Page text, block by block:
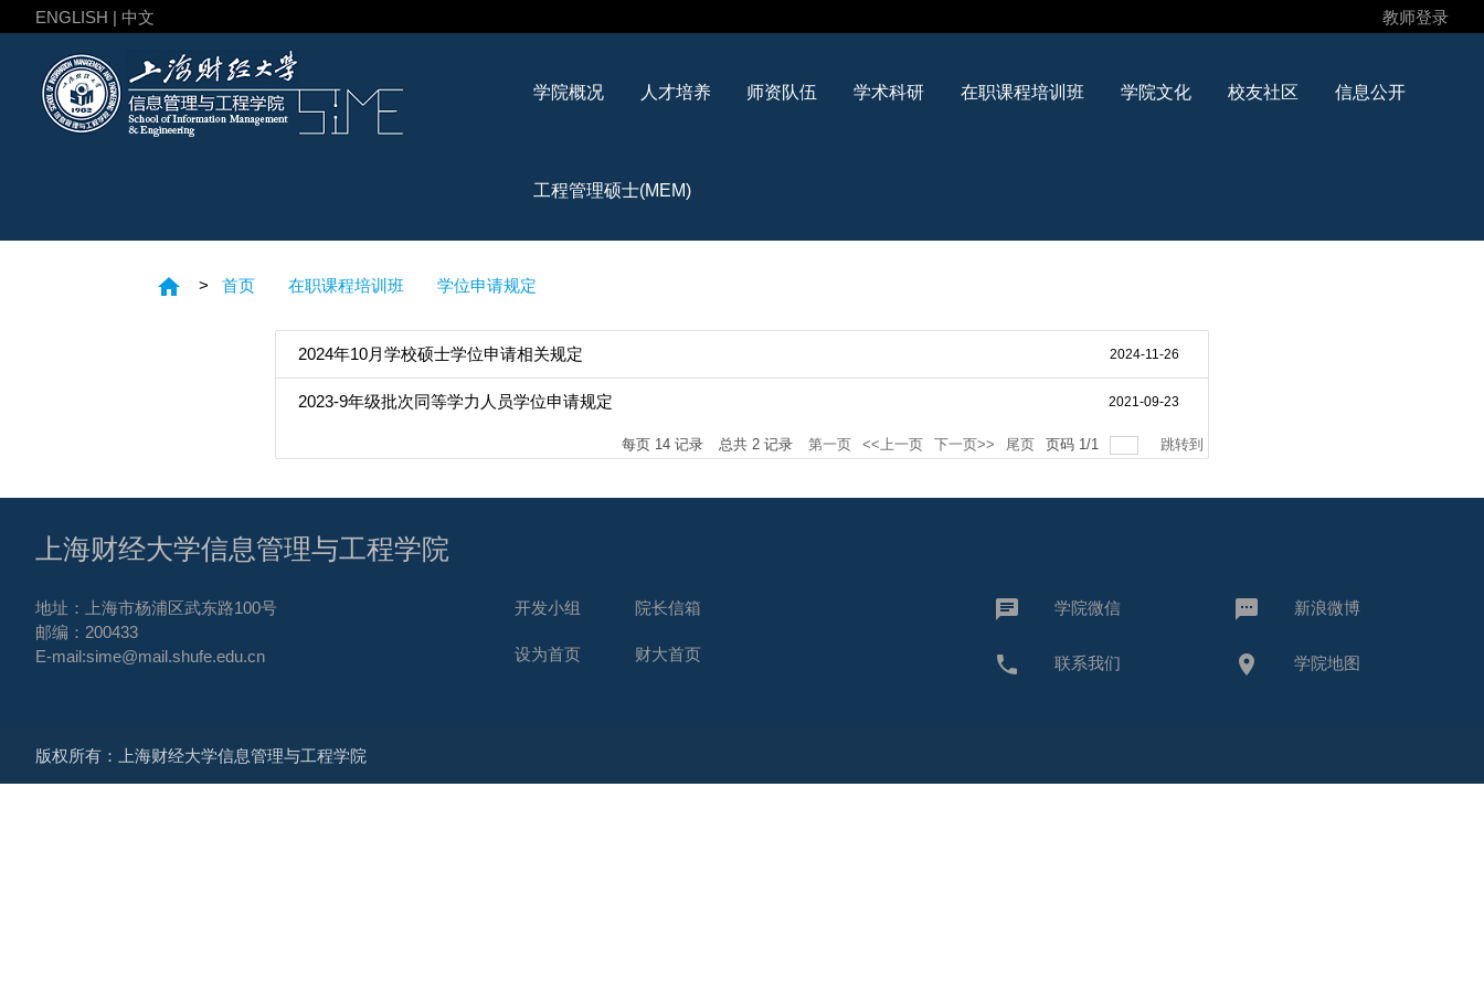
ENGLISH | 中文 教师登录
学院概况 人才培养 师资队伍 学术科研 在职课程培训班 学院文化 校友社区 信息公开
工程管理硕士(MEM)
home > 首页 在职课程培训班 学位申请规定
2024年10月学校硕士学位申请相关规定
2023-9年级批次同等学力人员学位申请规定
每页 14记录 总共 2记录 第一页 <<上一页 下一页>> 尾页 页码 1/1 跳转到
上海财经大学信息管理与工程学院
地址：上海市杨浦区武东路100号
邮编：200433
E-mail:sime@mail.shufe.edu.cn
开发小组 院长信箱
设为首页 财大首页
chat 学院微信
call 联系我们
textsms 新浪微博
place 学院地图
版权所有：上海财经大学信息管理与工程学院